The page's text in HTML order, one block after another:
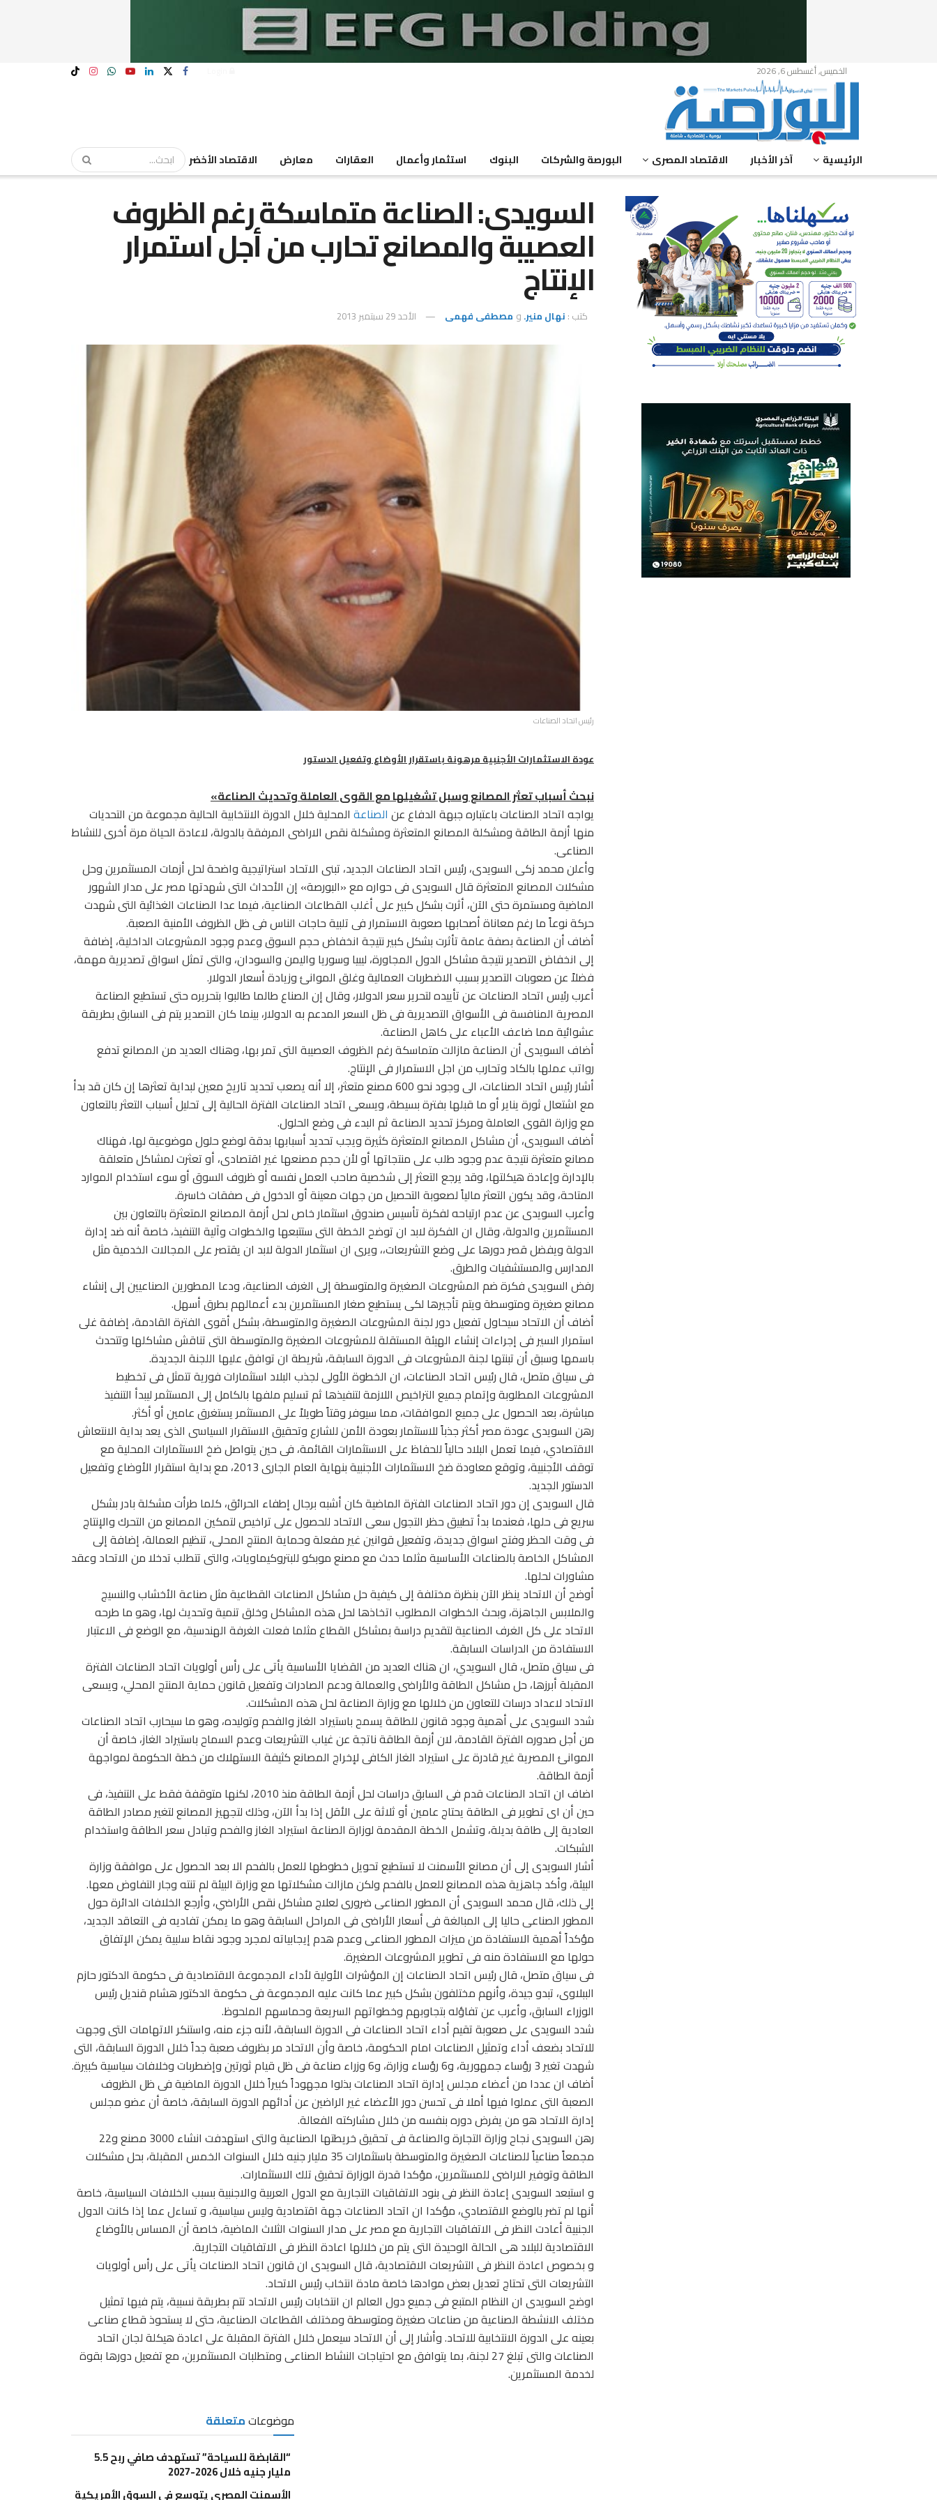
الخميس, أغسطس 6, 2026
الرئيسية آخر الأخبار الاقتصاد المصرى البورصة والشركات البنوك استثمار وأعمال العقارات معارض الاقتصاد الأخضر
السويدى: الصناعة متماسكة رغم الظروف
العصيبة والمصانع تحارب من أجل استمرار
الإنتاج
كتب : نهال منير. و مصطفى فهمى الأحد 29 سبتمبر 2013
رئيس اتحاد الصناعات
عودة الاستثمارات الأجنبية مرهونة باستقرار الأوضاع وتفعيل الدستور
نبحث أسباب تعثر المصانع وسبل تشغيلها مع القوى العاملة وتحديث الصناعة»
يواجه اتحاد الصناعات باعتباره جبهة الدفاع عن الصناعة المحلية خلال الدورة الانتخابية الحالية مجموعة من التحديات
منها أزمة الطاقة ومشكلة المصانع المتعثرة ومشكلة نقص الاراضى المرفقة بالدولة، لاعادة الحياة مرة أخرى للنشاط
الصناعى.
وأعلن محمد زكى السويدى، رئيس اتحاد الصناعات الجديد، تبنى الاتحاد استراتيجية واضحة لحل أزمات المستثمرين وحل
مشكلات المصانع المتعثرة قال السويدى فى حواره مع «البورصة» إن الأحداث التى شهدتها مصر على مدار الشهور
الماضية ومستمرة حتى الآن، أثرت بشكل كبير على أغلب القطاعات الصناعية، فيما عدا الصناعات الغذائية التى شهدت
حركة نوعاً ما رغم معاناة أصحابها صعوبة الاستمرار فى تلبية حاجات الناس فى ظل الظروف الأمنية الصعبة.
أضاف أن الصناعة بصفة عامة تأثرت بشكل كبير نتيجة انخفاض حجم السوق وعدم وجود المشروعات الداخلية، إضافة
إلى انخفاض التصدير نتيجة مشاكل الدول المجاورة، ليبيا وسوريا واليمن والسودان، والتى تمثل اسواق تصديرية مهمة،
فضلاً عن صعوبات التصدير بسبب الاضطربات العمالية وغلق الموانئ وزيادة أسعار الدولار.
أعرب رئيس اتحاد الصناعات عن تأييده لتحرير سعر الدولار، وقال إن الصناع طالما طالبوا بتحريره حتى تستطيع الصناعة
المصرية المنافسة فى الأسواق التصديرية فى ظل السعر المدعم به الدولار، بينما كان التصدير يتم فى السابق بطريقة
عشوائية مما ضاعف الأعباء على كاهل الصناعة.
أضاف السويدى أن الصناعة مازالت متماسكة رغم الظروف العصيبة التى تمر بها، وهناك العديد من المصانع تدفع
رواتب عملها بالكاد وتحارب من اجل الاستمرار فى الإنتاج.
أشار رئيس اتحاد الصناعات، الى وجود نحو 600 مصنع متعثر، إلا أنه يصعب تحديد تاريخ معين لبداية تعثرها إن كان قد بدأ
مع اشتعال ثورة يناير أو ما قبلها بفترة بسيطة، ويسعى اتحاد الصناعات الفترة الحالية إلى تحليل أسباب التعثر بالتعاون
مع وزارة القوى العاملة ومركز تحديد الصناعة ثم البدء فى وضع الحلول.
أضاف السويدى، أن مشاكل المصانع المتعثرة كثيرة ويجب تحديد أسبابها بدقة لوضع حلول موضوعية لها، فهناك
مصانع متعثرة نتيجة عدم وجود طلب على منتجاتها أو لأن حجم مصنعها غير اقتصادى، أو تعثرت لمشاكل متعلقة
بالإدارة وإعادة هيكلتها، وقد يرجع التعثر إلى شخصية صاحب العمل نفسه أو ظروف السوق أو سوء استخدام الموارد
المتاحة، وقد يكون التعثر مالياً لصعوبة التحصيل من جهات معينة أو الدخول فى صفقات خاسرة.
وأعرب السويدى عن عدم ارتياحه لفكرة تأسيس صندوق استثمار خاص لحل أزمة المصانع المتعثرة بالتعاون بين
المستثمرين والدولة، وقال ان الفكرة لابد ان توضح الخطة التى ستتبعها والخطوات وآلية التنفيذ، خاصة أنه ضد إدارة
الدولة ويفضل قصر دورها على وضع التشريعات،، ويرى ان استثمار الدولة لابد ان يقتصر على المجالات الخدمية مثل
المدارس والمستشفيات والطرق.
رفض السويدى فكرة ضم المشروعات الصغيرة والمتوسطة إلى الغرف الصناعية، ودعا المطورين الصناعيين إلى إنشاء
مصانع صغيرة ومتوسطة ويتم تأجيرها لكى يستطيع صغار المستثمرين بدء أعمالهم بطرق أسهل.
أضاف أن الاتحاد سيحاول تفعيل دور لجنة المشروعات الصغيرة والمتوسطة، بشكل أقوى الفترة القادمة، إضافة غلى
استمرار السير فى إجراءات إنشاء الهيئة المستقلة للمشروعات الصغيرة والمتوسطة التى تناقش مشاكلها وتتحدث
باسمها وسبق أن تبنتها لجنة المشروعات فى الدورة السابقة، شريطة ان توافق عليها اللجنة الجديدة.
فى سياق متصل، قال رئيس اتحاد الصناعات، ان الخطوة الأولى لجذب البلاد استثمارات فورية تتمثل فى تخطيط
المشروعات المطلوبة وإتمام جميع التراخيص اللازمة لتنفيذها ثم تسليم ملفها بالكامل إلى المستثمر ليبدأ التنفيذ
مباشرة، بعد الحصول على جميع الموافقات، مما سيوفر وقتاً طويلاً على المستثمر يستغرق عامين أو أكثر.
رهن السويدى عودة مصر أكثر جذباً للاستثمار بعودة الأمن للشارع وتحقيق الاستقرار السياسى الذى يعد بداية الانتعاش
الاقتصادي، فيما تعمل البلاد حالياً للحفاظ على الاستثمارات القائمة، فى حين يتواصل ضخ الاستثمارات المحلية مع
توقف الأجنبية، وتوقع معاودة ضخ الاستثمارات الأجنبية بنهاية العام الجارى 2013، مع بداية استقرار الأوضاع وتفعيل
الدستور الجديد.
قال السويدى إن دور اتحاد الصناعات الفترة الماضية كان أشبه برجال إطفاء الحرائق، كلما طرأت مشكلة بادر بشكل
سريع فى حلها، فعندما بدأ تطبيق حظر التجول سعى الاتحاد للحصول على تراخيص لتمكين المصانع من التحرك والإنتاج
فى وقت الحظر وفتح اسواق جديدة، وتفعيل قوانين غير مفعلة وحماية المنتج المحلى، تنظيم العمالة، إضافة إلى
المشاكل الخاصة بالصناعات الأساسية مثلما حدث مع مصنع موبكو للبتروكيماويات، والتى تتطلب تدخلا من الاتحاد وعقد
مشاورات لحلها.
أوضح أن الاتحاد ينظر الآن بنظرة مختلفة إلى كيفية حل مشاكل الصناعات القطاعية مثل صناعة الأخشاب والنسيج
والملابس الجاهزة، وبحث الخطوات المطلوب اتخاذها لحل هذه المشاكل وخلق تنمية وتحديث لها، وهو ما طرحه
الاتحاد على كل الغرف الصناعية لتقديم دراسة بمشاكل القطاع مثلما فعلت الغرفة الهندسية، مع الوضع فى الاعتبار
الاستفادة من الدراسات السابقة.
فى سياق متصل، قال السويدي، ان هناك العديد من القضايا الأساسية يأتى على رأس أولويات اتحاد الصناعات الفترة
المقبلة أبرزها، حل مشاكل الطاقة والأراضى والعمالة ودعم الصادرات وتفعيل قانون حماية المنتج المحلي، ويسعى
الاتحاد لاعداد درسات للتعاون من خلالها مع وزارة الصناعة لحل هذه المشكلات.
شدد السويدى على أهمية وجود قانون للطاقة يسمح باستيراد الغاز والفحم وتوليده، وهو ما سيحارب اتحاد الصناعات
من أجل صدوره الفترة القادمة، لان أزمة الطاقة ناتجة عن غياب التشريعات وعدم السماح باستيراد الغاز، خاصة أن
الموانئ المصرية غير قادرة على استيراد الغاز الكافى لإخراج المصانع كثيفة الاستهلاك من خطة الحكومة لمواجهة
أزمة الطاقة.
اضاف ان اتحاد الصناعات قدم فى السابق دراسات لحل أزمة الطاقة منذ 2010، لكنها متوقفة فقط على التنفيذ، فى
حين أن اى تطوير فى الطاقة يحتاج عامين أو ثلاثة على الأقل إذا بدأ الآن، وذلك لتجهيز المصانع لتغير مصادر الطاقة
العادية إلى طاقة بديلة، وتشمل الخطة المقدمة لوزارة الصناعة استيراد الغاز والفحم وتبادل سعر الطاقة واستخدام
الشبكات.
أشار السويدى إلى أن مصانع الأسمنت لا تستطيع تحويل خطوطها للعمل بالفحم الا بعد الحصول على موافقة وزارة
البيئة، وأكد جاهزية هذه المصانع للعمل بالفحم ولكن مازالت مشكلاتها مع وزارة البيئة لم تنته وجار التفاوض معها.
إلى ذلك، قال محمد السويدى أن المطور الصناعى ضرورى لعلاج مشاكل نقص الأراضي، وأرجع الخلافات الدائرة حول
المطور الصناعى حاليا إلى المبالغة فى أسعار الأراضى فى المراحل السابقة وهو ما يمكن تفاديه فى التعاقد الجديد،
مؤكداً أهمية الاستفادة من ميزات المطور الصناعى وعدم هدم إيجابياته لمجرد وجود نقاط سلبية يمكن الإتفاق
حولها مع الاستفادة منه فى تطوير المشروعات الصغيرة.
فى سياق متصل، قال رئيس اتحاد الصناعات إن المؤشرات الأولية لأداء المجموعة الاقتصادية فى حكومة الدكتور حازم
الببلاوى، تبدو جيدة، وأنهم مختلفون بشكل كبير عما كانت عليه المجموعة فى حكومة الدكتور هشام قنديل رئيس
الوزراء السابق، وأعرب عن تفاؤله بتجاوبهم وخطواتهم السريعة وحماسهم الملحوظ.
شدد السويدى على صعوبة تقيم أداء اتحاد الصناعات فى الدورة السابقة، لأنه جزء منه، واستنكر الاتهامات التى وجهت
للاتحاد بضعف أداء وتمثيل الصناعات امام الحكومة، خاصة وأن الاتحاد مر بظروف صعبة جداً خلال الدورة السابقة، التى
شهدت تغير 3 رؤساء جمهورية، و6 رؤساء وزارة، و6 وزراء صناعة فى ظل قيام ثورتين وإضطربات وخلافات سياسية كبيرة.
أضاف ان عددا من أعضاء مجلس إدارة اتحاد الصناعات بذلوا مجهوداً كبيراً خلال الدورة الماضية فى ظل الظروف
الصعبة التى عملوا فيها أملا فى تحسن دور الأعضاء غير الراضين عن أدائهم الدورة السابقة، خاصة أن عضو مجلس
إدارة الاتحاد هو من يفرض دوره بنفسه من خلال مشاركته الفعالة.
رهن السويدى نجاح وزارة التجارة والصناعة فى تحقيق خريطتها الصناعية والتى استهدفت انشاء 3000 مصنع و22
مجمعاً صناعياً للصناعات الصغيرة والمتوسطة باستثمارات 35 مليار جنيه خلال السنوات الخمس المقبلة، بحل مشكلات
الطاقة وتوفير الاراضى للمستثمرين، مؤكدا قدرة الوزارة تحقيق تلك الاستثمارات.
و استبعد السويدى إعادة النظر فى بنود الاتفاقيات التجارية مع الدول العربية والاجنبية بسبب الخلافات السياسية، خاصة
أنها لم تضر بالوضع الاقتصادي، مؤكدا ان اتحاد الصناعات جهة اقتصادية وليس سياسية، و تساءل عما إذا كانت الدول
الجنبية أعادت النظر فى الاتفاقيات التجارية مع مصر على مدار السنوات الثلاث الماضية، خاصة أن المساس بالأوضاع
الاقتصادية للبلاد هى الحالة الوحيدة التى يتم من خلالها اعادة النظر فى الاتفاقيات التجارية.
و بخصوص اعادة النظر فى التشريعات الاقتصادية، قال السويدى ان قانون اتحاد الصناعات يأتى على رأس أولويات
التشريعات التى تحتاج تعديل بعض موادها خاصة مادة انتخاب رئيس الاتحاد.
اوضح السويدى ان النظام المتبع فى جميع دول العالم ان انتخابات رئيس الاتحاد تتم بطريقة نسبية، يتم فيها تمثيل
مختلف الانشطة الصناعية من صناعات صغيرة ومتوسطة ومختلف القطاعات الصناعية، حتى لا يستحوذ قطاع صناعى
بعينه على الدورة الانتخابية للاتحاد. وأشار إلى أن الاتحاد سيعمل خلال الفترة المقبلة على اعادة هيكلة لجان اتحاد
الصناعات والتى تبلغ 27 لجنة، بما يتوافق مع احتياجات النشاط الصناعى ومتطلبات المستثمرين، مع تفعيل دورها بقوة
لخدمة المستثمرين.
موضوعاتمتعلقة
“القابضة للسياحة” تستهدف صافي ربح 5.5
مليار جنيه خلال 2026-2027
الأسمنت المصرى يتوسع فى السوق الأمريكية